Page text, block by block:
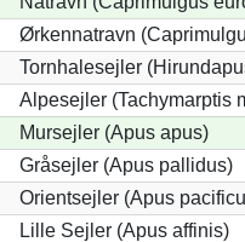
Ørkennatravn
Tornhalesejler
Alpesejler (Tachymarptis
Mursejler (Apus apus)
Gråsejler (Apus pallidus)
Orientsejler (Apus
Lille Sejler (Apus affinis)